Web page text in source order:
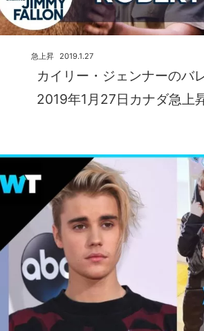
カイリー・ジェンナーのバ
2019年1月27日カナダ急上
2019.1.27
急上昇